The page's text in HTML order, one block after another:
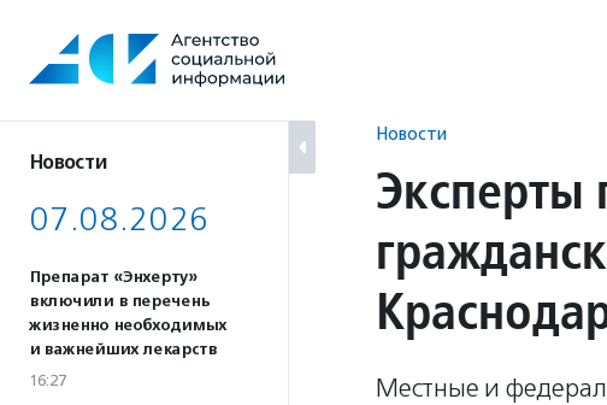
содержанию
Новости
07.08.2026
Препарат «Энхерту»
включили в перечень
жизненно необходимых
и важнейших лекарств
16:27
Новости
Эксперты
Местные и